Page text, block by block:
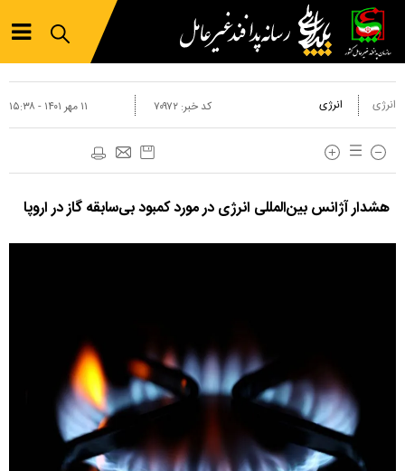
انرژی انرژی ۱۱ مهر ۱۴۰۱ - ۱۵:۳۸ کد خبر:۷۰۹۷۲
هشدار آژانس بین‌المللی انرژی در مورد کمبود بی‌سابقه گاز در اروپا